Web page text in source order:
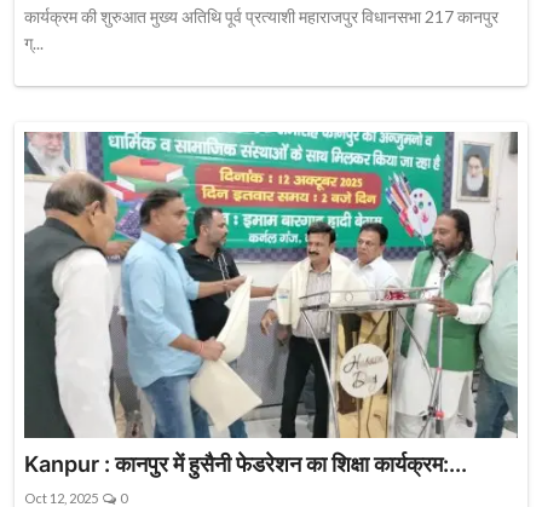
कार्यक्रम की शुरुआत मुख्य अतिथि पूर्व प्रत्याशी महाराजपुर विधानसभा 217 कानपुर
ग्...
Kanpur : कानपुर में हुसैनी फेडरेशन का शिक्षा कार्यक्रम:...
Oct 12, 2025 0